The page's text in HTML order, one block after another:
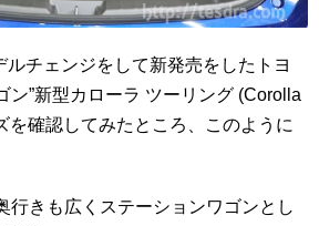
チェンジをして新発売をしたトヨ
ン”新型カローラ ツーリング (Corolla
を確認してみたところ、このように
行きも広くステーションワゴンとし